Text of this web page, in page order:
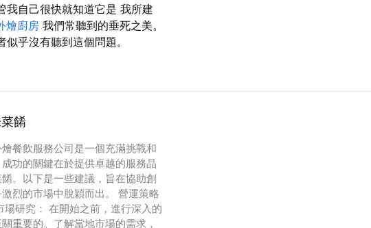
我自己很快就知道它是 我所建
燴廚房 我們常聽到的垂死之美。
乎沒有聽到這個問題。
餚
餐飲服務公司是一個充滿挑戰和
功的關鍵在於提供卓越的服務品
。以下是一些建議，旨在協助創
烈的市場中脫穎而出。 營運策略
場研究： 在開始之前，進行深入的
重要的。了解當地市場的需求，